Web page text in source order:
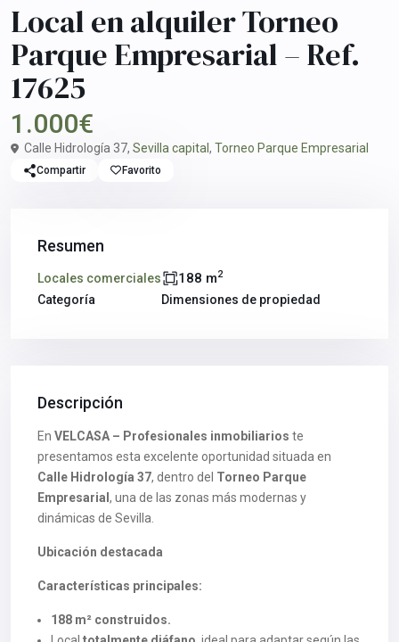
Local en alquiler Torneo
Parque Empresarial – Ref.
17625
1.000€
Calle Hidrología 37, Sevilla capital , Torneo Parque Empresarial
Compartir Favorito
Resumen
Locales comerciales
Categoría
188 m2
Dimensiones de propiedad
Descripción
En VELCASA – Profesionales inmobiliarios te
presentamos esta excelente oportunidad situada en
Calle Hidrología 37, dentro del Torneo Parque
Empresarial , una de las zonas más modernas y
dinámicas de Sevilla.
Ubicación destacada
Características principales:
188 m² construidos.